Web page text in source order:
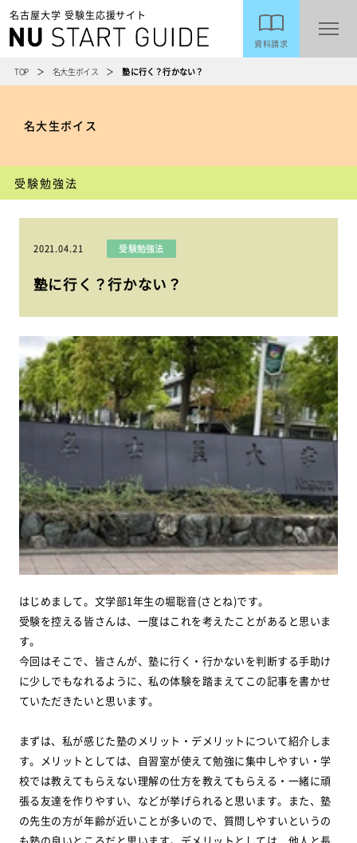
名古屋大学 受験生応援サイト
資料請求
TOP 名大生ボイス 塾に行く？行かない？
名大生ボイス
受験勉強法
2021.04.21 受験勉強法
塾に行く？行かない？
はじめまして。文学部1年生の堀聡音(さとね)です。
受験を控える皆さんは、一度はこれを考えたことがあると思いま
す。
今回はそこで、皆さんが、塾に行く・行かないを判断する手助け
に少しでもなれるように、私の体験を踏まえてこの記事を書かせ
ていただきたいと思います。
まずは、私が感じた塾のメリット・デメリットについて紹介しま
す。メリットとしては、自習室が使えて勉強に集中しやすい・学
校では教えてもらえない理解の仕方を教えてもらえる・一緒に頑
張る友達を作りやすい、などが挙げられると思います。また、塾
の先生の方が年齢が近いことが多いので、質問しやすいというの